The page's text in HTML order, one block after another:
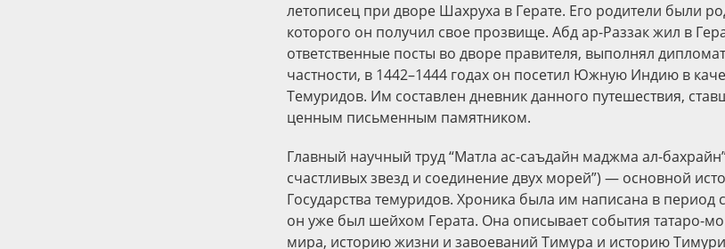
летописец при дворе Шахруха в Герате. Его родители были
которого он получил свое прозвище. Абд ар-Раззак жил в
ответственные посты во дворе правителя, выполнял
частности, в 1442–1444 годах он посетил Южную Индию в
Темуридов. Им составлен дневник данного путешествия,
ценным письменным памятником.
Главный научный труд “Матла ас-саъдайн маджма ал-
счастливых звезд и соединение двух морей”) — основной
Государства темуридов. Хроника была им написана в период
он уже был шейхом Герата. Она описывает события татаро-
мира, историю жизни и завоеваний Тимура и историю